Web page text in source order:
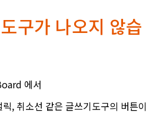
구가 나오지 않습
에서
, 취소선 같은 글쓰기도구의 버튼이